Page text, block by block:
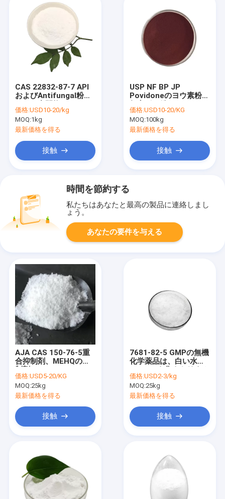
CAS 22832-87-7 API
およびAntifungal粉の
MW Miconazoleの硝
酸塩
価格:USD10-20/kg
MOQ:1kg
最新価格を得る
接触
USP NF BP JP
Povidoneのヨウ素粉の
25655-41-8
価格:USD10-20/KG
MOQ:100kg
最新価格を得る
接触
時間を節約する
私たちはあなたと最高の製品に連絡しまし
ょう。
あなたの要件を与える
AJA CAS 150-76-5重
合抑制剤、MEHQの抑
価格:USD5-20/KG
MOQ:25kg
最新価格を得る
接触
7681-82-5 GMPの無機
化学薬品は、白い水晶
の粉を粉にする
価格:USD2-3/kg
MOQ:25kg
最新価格を得る
接触